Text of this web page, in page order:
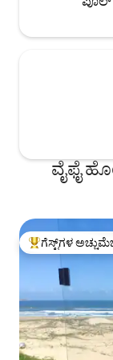
ವೈಫೈ
ಗೆಸ್ಟ್‌ಗಳಿಗೆ ಅತಿ ಹೆಚ್ಚು
ಗೆಸ್ಟ್‌ಗಳ